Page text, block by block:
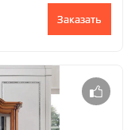
Заказать